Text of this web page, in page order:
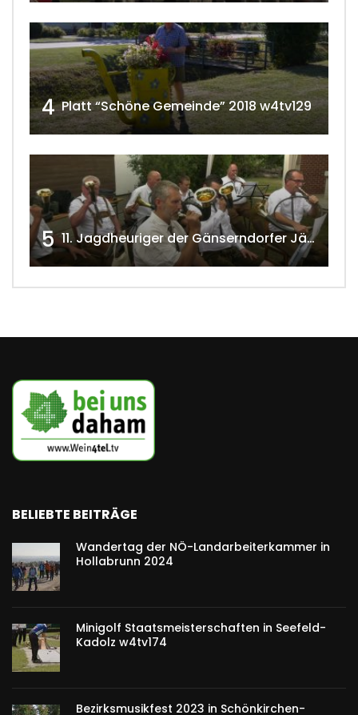
4 Platt “Schöne Gemeinde” 2018 w4tv129
5 11. Jagdheuriger der Gänserndorfer Jäger 2020 w4tv166
BELIEBTE BEITRÄGE
Wandertag der NÖ-Landarbeiterkammer in
Hollabrunn 2024
Minigolf Staatsmeisterschaften in Seefeld-
Kadolz w4tv174
Bezirksmusikfest 2023 in Schönkirchen-